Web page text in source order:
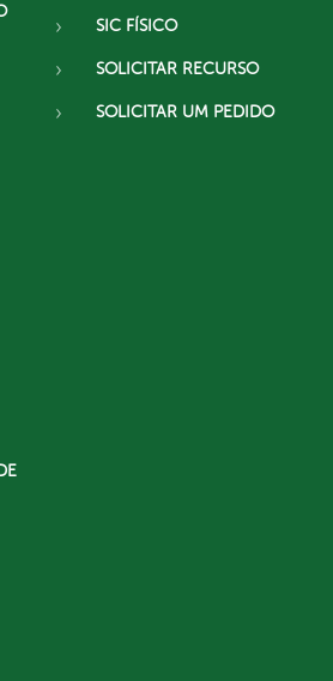
SIC FÍSICO
SOLICITAR RECURSO
SOLICITAR UM PEDIDO